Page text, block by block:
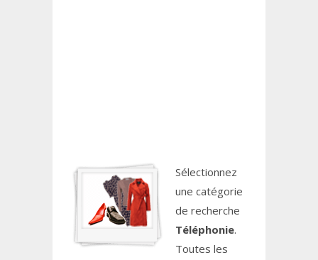
Sélectionnez
une catégorie
de recherche
Téléphonie.
Toutes les